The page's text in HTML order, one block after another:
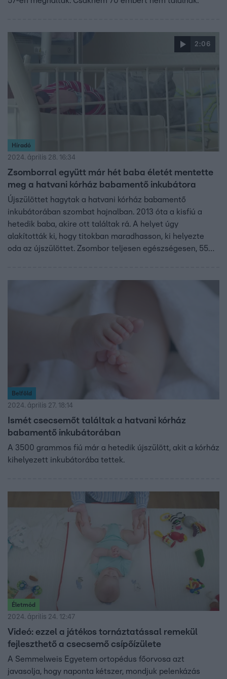
2:06
Híradó
2024. április 28. 16:34
Zsomborral együtt már hét baba életét mentette
meg a hatvani kórház babamentő inkubátora
Újszülöttet hagytak a hatvani kórház babamentő
inkubátorában szombat hajnalban. 2013 óta a kisfiú a
hetedik baba, akire ott találtak rá. A helyet úgy
alakították ki, hogy titokban maradhasson, ki helyezte
oda az újszülöttet. Zsombor teljesen egészségesen, 55
Belföld
2024. április 27. 18:14
Ismét csecsemőt találtak a hatvani kórház
babamentő inkubátorában
A 3500 grammos fiú már a hetedik újszülött, akit a kórház
kihelyezett inkubátorába tettek.
Életmód
2024. április 24. 12:47
Videó: ezzel a játékos tornáztatással remekül
fejleszthető a csecsemő csípőízülete
A Semmelweis Egyetem ortopédus főorvosa azt
javasolja, hogy naponta kétszer, mondjuk pelenkázás